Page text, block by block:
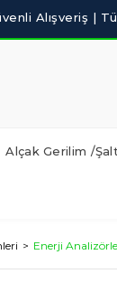
Alçak Gerilim /
Enerji